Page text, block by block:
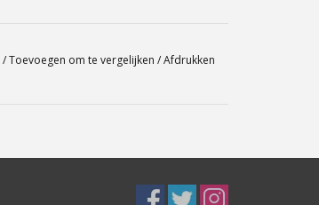
/Toevoegen om te vergelijken /Afdrukken